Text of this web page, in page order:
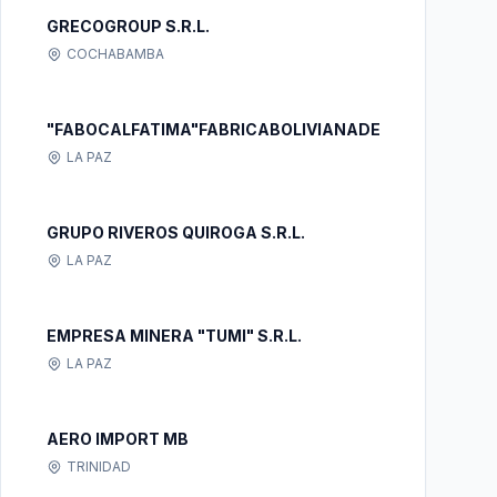
GRECOGROUP S.R.L.
COCHABAMBA
"FABOCALFATIMA"FABRICABOLIVIANADECALAMINAS
LA PAZ
GRUPO RIVEROS QUIROGA S.R.L.
LA PAZ
EMPRESA MINERA "TUMI" S.R.L.
LA PAZ
AERO IMPORT MB
TRINIDAD